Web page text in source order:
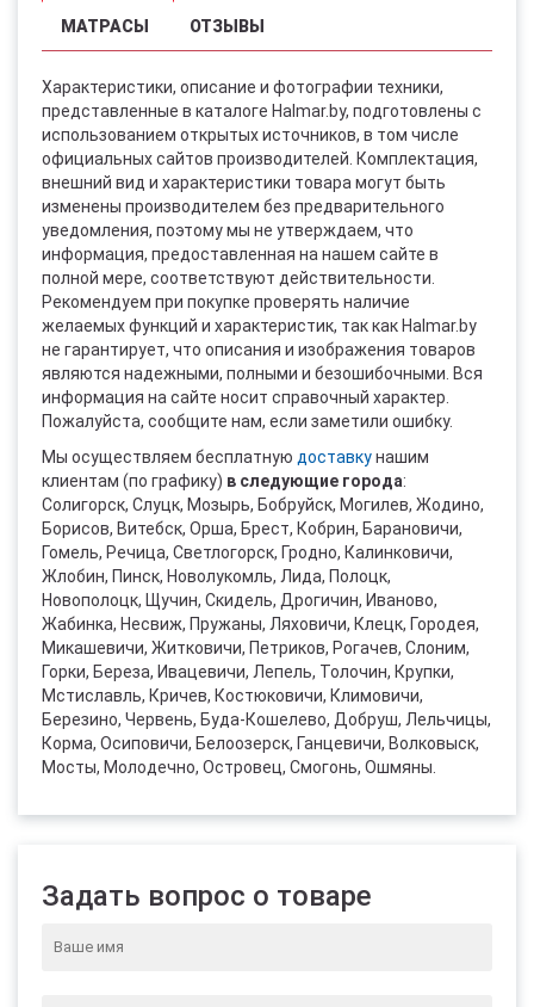
МАТРАСЫ ОТЗЫВЫ
Характеристики, описание и фотографии техники,
представленные в каталоге Halmar.by, подготовлены с
использованием открытых источников, в том числе
официальных сайтов производителей. Комплектация,
внешний вид и характеристики товара могут быть
изменены производителем без предварительного
уведомления, поэтому мы не утверждаем, что
информация, предоставленная на нашем сайте в
полной мере, соответствуют действительности.
Рекомендуем при покупке проверять наличие
желаемых функций и характеристик, так как Halmar.by
не гарантирует, что описания и изображения товаров
являются надежными, полными и безошибочными. Вся
информация на сайте носит справочный характер.
Пожалуйста, сообщите нам, если заметили ошибку.
Мы осуществляем бесплатную доставкунашим
клиентам (по графику) в следующие города:
Солигорск, Слуцк, Мозырь, Бобруйск, Могилев, Жодино,
Борисов, Витебск, Орша, Брест, Кобрин, Барановичи,
Гомель, Речица, Светлогорск, Гродно, Калинковичи,
Жлобин, Пинск, Новолукомль, Лида, Полоцк,
Новополоцк, Щучин, Скидель, Дрогичин, Иваново,
Жабинка, Несвиж, Пружаны, Ляховичи, Клецк, Городея,
Микашевичи, Житковичи, Петриков, Рогачев, Слоним,
Горки, Береза, Ивацевичи, Лепель, Толочин, Крупки,
Мстиславль, Кричев, Костюковичи, Климовичи,
Березино, Червень, Буда-Кошелево, Добруш, Лельчицы,
Корма, Осиповичи, Белоозерск, Ганцевичи, Волковыск,
Мосты, Молодечно, Островец, Смогонь, Ошмяны.
Задать вопрос о товаре